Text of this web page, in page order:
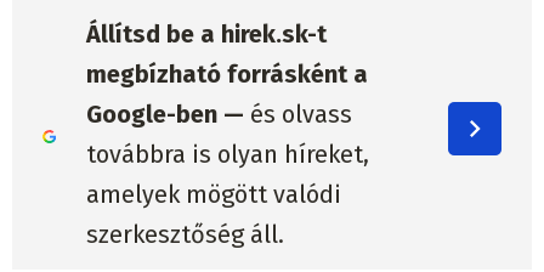
Állítsd be a hirek.sk-t
megbízható forrásként a
Google-ben — és olvass
továbbra is olyan híreket,
amelyek mögött valódi
szerkesztőség áll.